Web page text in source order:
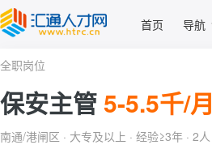
首页 导航
全职岗位
保安主管5-5.5千/月
南通/港闸区 · 大专及以上 · 经验≥3年 · 2人